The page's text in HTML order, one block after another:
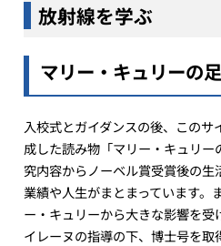
放射線を学ぶ
マリー・キュリーの
入校式とガイダンスの後、この
成した読み物「マリー・キュリ
究内容からノーベル賞受賞後の
業績や人生がまとまっています。
ー・キュリーから大きな影響を
イレーヌの指導の下、博士号を